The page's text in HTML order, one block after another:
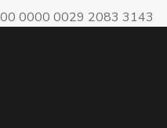
0000 0029 2083 3143